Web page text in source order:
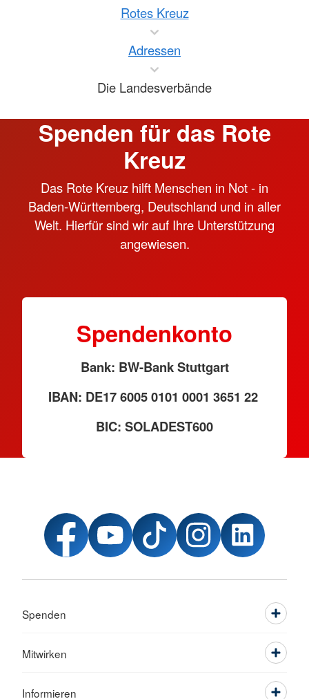
Rotes Kreuz
Adressen
Die Landesverbände
Spenden für das Rote
Kreuz
Das Rote Kreuz hilft Menschen in Not - in
Baden-Württemberg, Deutschland und in aller
Welt. Hierfür sind wir auf Ihre Unterstützung
angewiesen.
Spendenkonto
Bank: BW-Bank Stuttgart
IBAN: DE17 6005 0101 0001 3651 22
BIC: SOLADEST600
Spenden
Mitwirken
Informieren